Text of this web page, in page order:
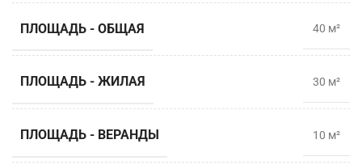
ПЛОЩАДЬ - ОБЩАЯ 40 м²
ПЛОЩАДЬ - ЖИЛАЯ 30 м²
ПЛОЩАДЬ - ВЕРАНДЫ 10 м²